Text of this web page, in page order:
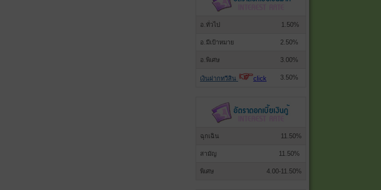
อ.ทั่วไป 1.50%
อ.มีเป้าหมาย 2.50%
อ.พิเศษ 3.00%
เงินฝากทวีสิน click 3.50%
ฉุกเฉิน 11.50%
สามัญ 11.50%
พิเศษ 4.00-11.50%